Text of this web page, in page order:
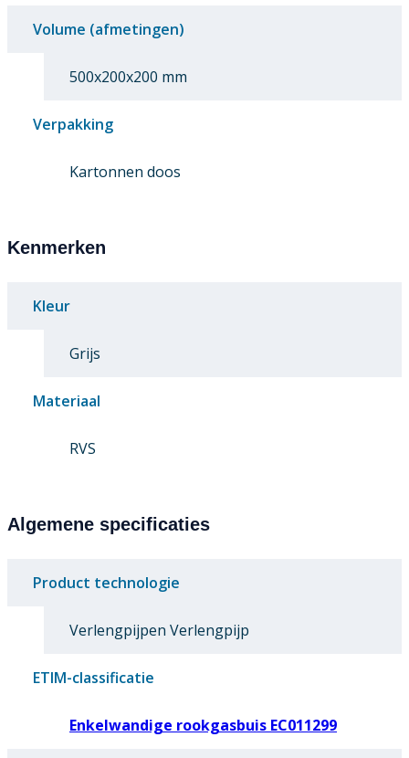
Volume (afmetingen)
500x200x200 mm
Verpakking
Kartonnen doos
Kenmerken
Kleur
Grijs
Materiaal
RVS
Algemene specificaties
Product technologie
Verlengpijpen Verlengpijp
ETIM-classificatie
Enkelwandige rookgasbuis EC011299